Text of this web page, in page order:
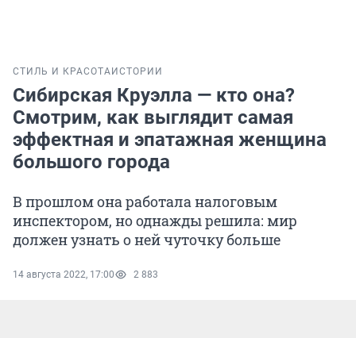
СТИЛЬ И КРАСОТА ИСТОРИИ
Сибирская Круэлла — кто она?
Смотрим, как выглядит самая
эффектная и эпатажная женщина
большого города
В прошлом она работала налоговым
инспектором, но однажды решила: мир
должен узнать о ней чуточку больше
14 августа 2022, 17:00 2 883